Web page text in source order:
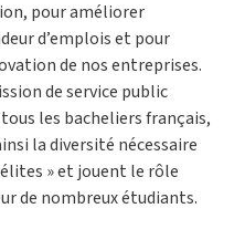
pour améliorer
d’emplois et pour
de nos entreprises.
de service public
les bacheliers français,
la diversité nécessaire
» et jouent le rôle
de nombreux étudiants.